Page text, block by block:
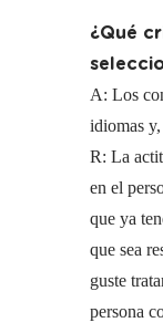
¿Qué
A: Los
idiomas
R: La
en el
que ya
que sea
guste
persona